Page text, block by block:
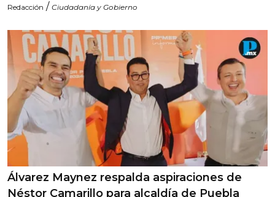
Redacción / Ciudadanía y Gobierno
Álvarez Maynez respalda aspiraciones de
Néstor Camarillo para alcaldía de Puebla